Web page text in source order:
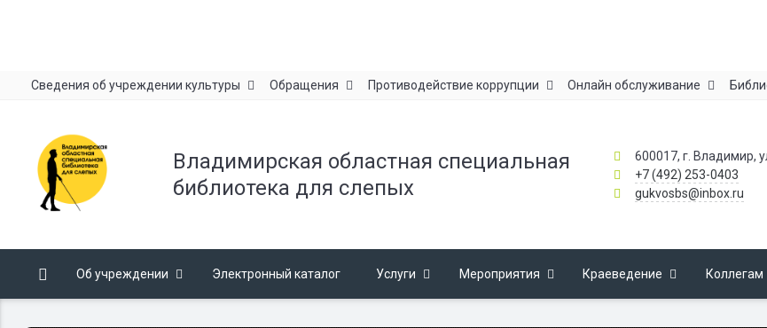
Сведения об учреждении культуры Обращения Противодействие коррупции Онлайн обслуживание
Владимирская областная специальная
библиотека для слепых
600017, г. Владимир,
+7 (492) 253-0403
gukvosbs@inbox.ru
Об учреждении Электронный каталог Услуги Мероприятия Краеведение Коллегам